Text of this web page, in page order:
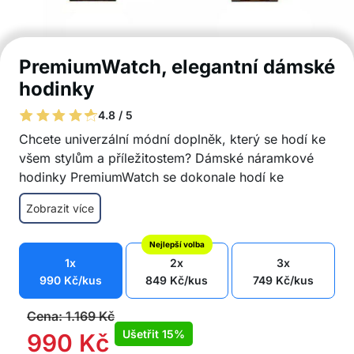
PremiumWatch, elegantní dámské
hodinky
4.8 / 5
Chcete univerzální módní doplněk, který se hodí ke
všem stylům a příležitostem? Dámské náramkové
hodinky PremiumWatch se dokonale hodí ke
sportovnímu i elegantnímu módnímu stylu! Můžete je
nosit při různých příležitostech a událostech, jako
jsou večerní večírky, svatby, obchodní schůzky nebo
káva s kamarádkou!
Stylový a sofistikovaný vzhled
Náramkové hodinky jsou vyrobeny z kvalitní
nerezové oceli
Klasický analogový systém
Dokonale se hodí k různým módním stylům – od
Zobrazit více
1x
990 Kč/kus
Nejlepší volba
2x
849 Kč/kus
3x
749 Kč/kus
Cena:1.169Kč
990 Kč Ušetřit 15%